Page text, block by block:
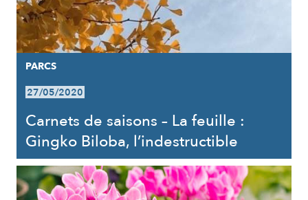
PARCS
27/05/2020
Carnets de saisons – La feuille :
Gingko Biloba, l’indestructible